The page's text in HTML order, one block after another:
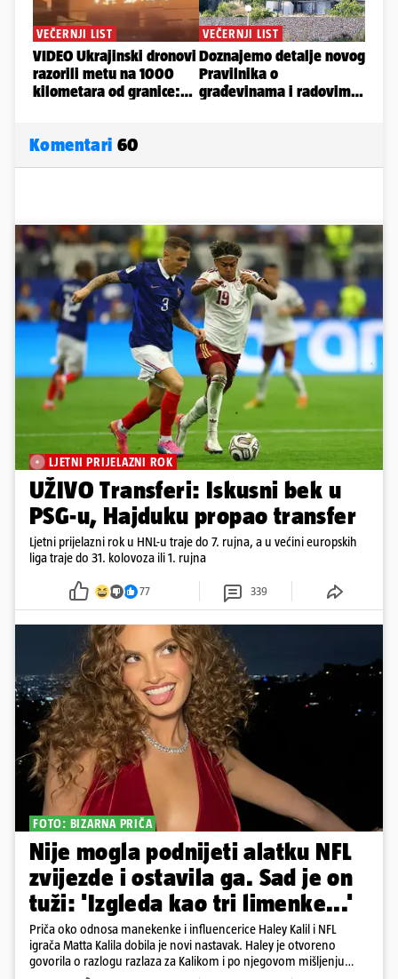
Komentari 60
LJETNI PRIJELAZNI ROK
UŽIVO Transferi: Iskusni bek u
PSG-u, Hajduku propao transfer
Ljetni prijelazni rok u HNL-u traje do 7. rujna, a u većini europskih
liga traje do 31. kolovoza ili 1. rujna
77 339
FOTO: BIZARNA PRIČA
Nije mogla podnijeti alatku NFL
zvijezde i ostavila ga. Sad je on
tuži: 'Izgleda kao tri limenke...'
Priča oko odnosa manekenke i influencerice Haley Kalil i NFL
igrača Matta Kalila dobila je novi nastavak. Haley je otvoreno
govorila o razlogu razlaza za Kalikom i po njegovom mišljenju